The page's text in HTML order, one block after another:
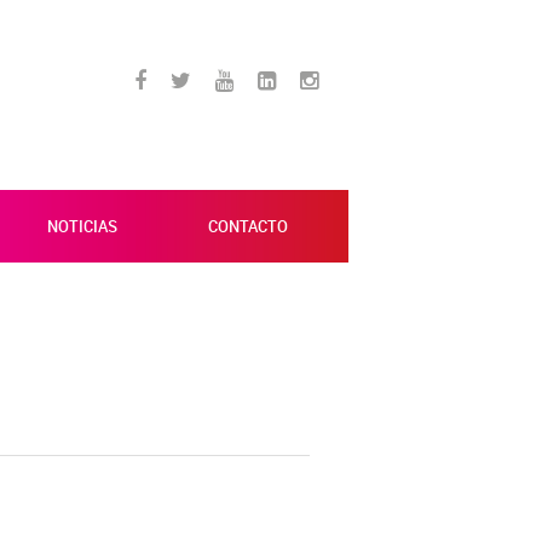
NOTICIAS CONTACTO